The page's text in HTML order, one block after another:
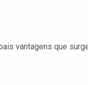
vantagens que